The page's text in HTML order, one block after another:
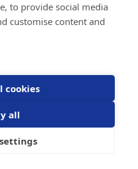
to provide social media
customise content and
cookies
all